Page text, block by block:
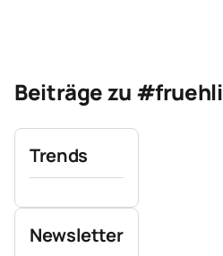
Beiträge zu
Trends
Newsletter